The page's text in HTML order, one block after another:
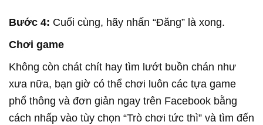
Bước 4: Cuối cùng, hãy nhấn “Đăng” là xong.
Chơi game
Không còn chát chít hay tìm lướt buồn chán như
xưa nữa, bạn giờ có thể chơi luôn các tựa game
phổ thông và đơn giản ngay trên Facebook bằng
cách nhấp vào tùy chọn “Trò chơi tức thì” và tìm đến